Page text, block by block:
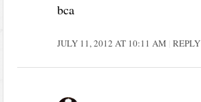
bca
JULY 11, 2012 AT 10:11 AM REPLY